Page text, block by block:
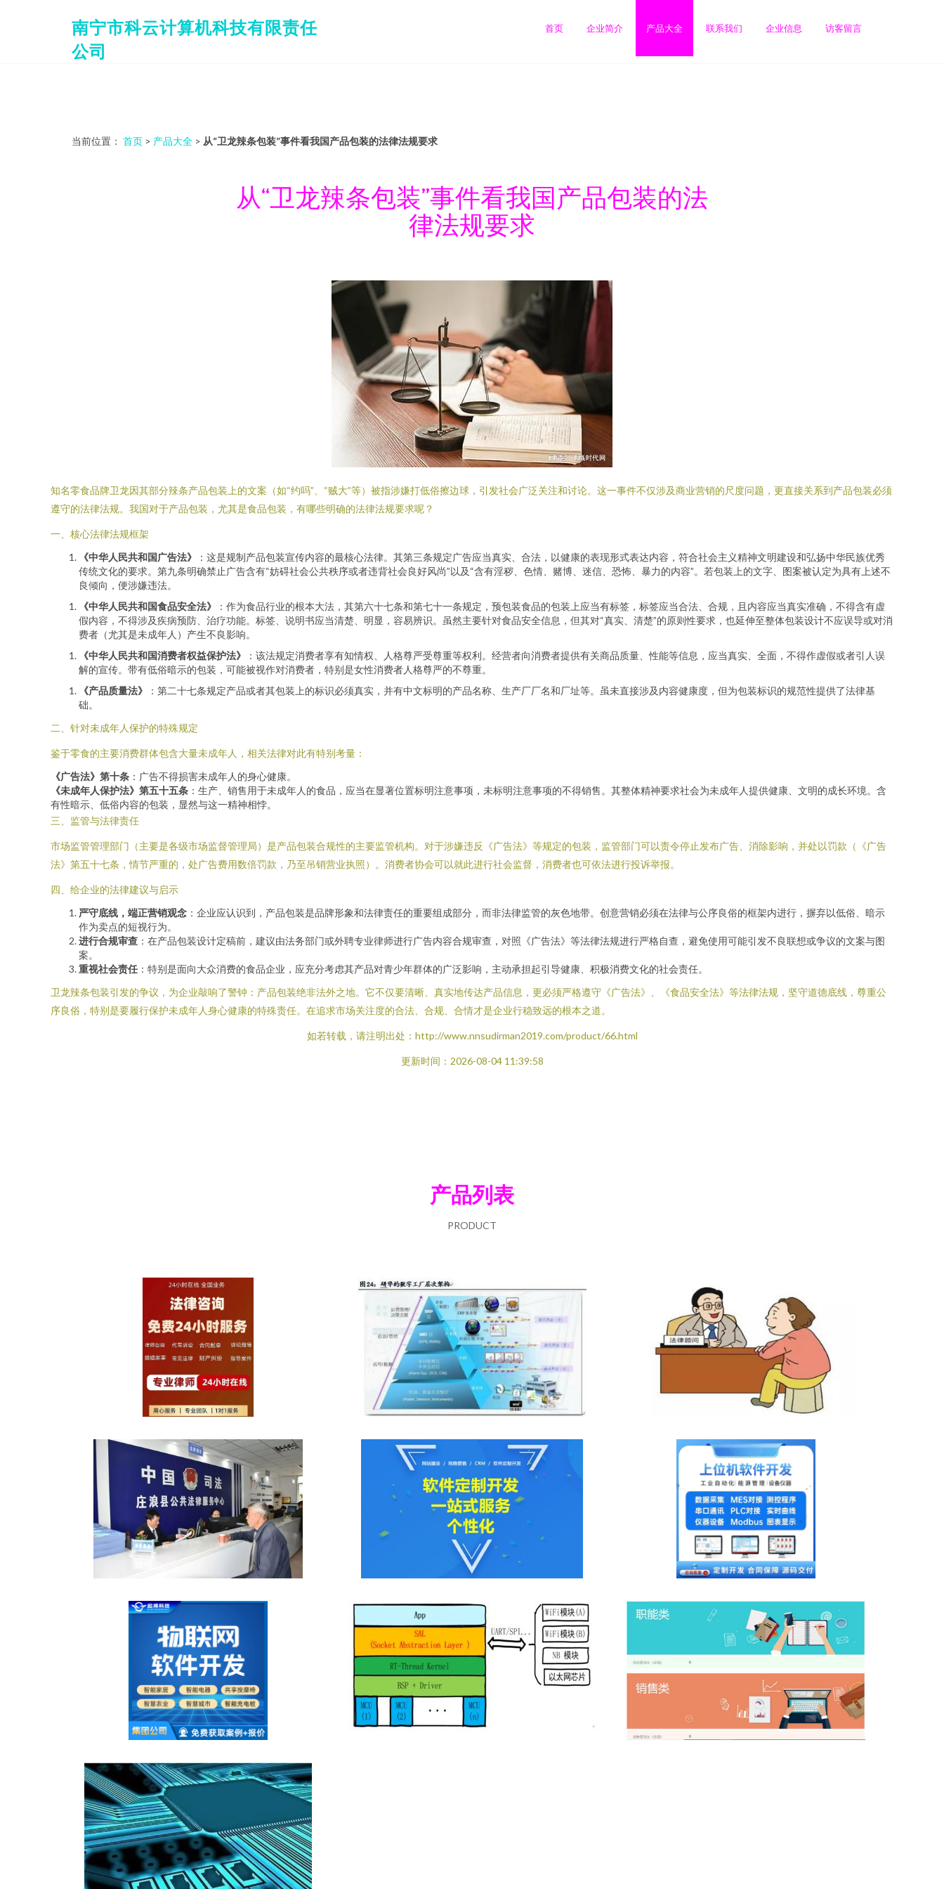
南宁市科云计算机科技有限责任
公司
首页 企业简介 产品大全 联系我们 企业信息 访客留言
当前位置： 首页 > 产品大全 > 从“卫龙辣条包装”事件看我国产品包装的法律法规要求
从“卫龙辣条包装”事件看我国产品包装的法
律法规要求
知名零食品牌卫龙因其部分辣条产品包装上的文案（如“约吗”、“贼大”等）被指涉嫌打低俗擦边球，引发社会广泛关注和讨论。这一事件不仅涉及商业营销的尺度问题，更直接关系到产品包装必须
遵守的法律法规。我国对于产品包装，尤其是食品包装，有哪些明确的法律法规要求呢？
一、核心法律法规框架
《中华人民共和国广告法》
：这是规制产品包装宣传内容的最核心法律。其第三条规定广告应当真实、合法，以健康的表现形式表达内容，符合社会主义精神文明建设和弘扬中华民族优秀
传统文化的要求。第九条明确禁止广告含有“妨碍社会公共秩序或者违背社会良好风尚”以及“含有淫秽、色情、赌博、迷信、恐怖、暴力的内容”。若包装上的文字、图案被认定为具有上述不
良倾向，便涉嫌违法。
《中华人民共和国食品安全法》
：作为食品行业的根本大法，其第六十七条和第七十一条规定，预包装食品的包装上应当有标签，标签应当合法、合规，且内容应当真实准确，不得含有虚
假内容，不得涉及疾病预防、治疗功能。标签、说明书应当清楚、明显，容易辨识。虽然主要针对食品安全信息，但其对“真实、清楚”的原则性要求，也延伸至整体包装设计不应误导或对消
费者（尤其是未成年人）产生不良影响。
《中华人民共和国消费者权益保护法》
：该法规定消费者享有知情权、人格尊严受尊重等权利。经营者向消费者提供有关商品质量、性能等信息，应当真实、全面，不得作虚假或者引人误
解的宣传。带有低俗暗示的包装，可能被视作对消费者，特别是女性消费者人格尊严的不尊重。
《产品质量法》
：第二十七条规定产品或者其包装上的标识必须真实，并有中文标明的产品名称、生产厂厂名和厂址等。虽未直接涉及内容健康度，但为包装标识的规范性提供了法律基
础。
二、针对未成年人保护的特殊规定
鉴于零食的主要消费群体包含大量未成年人，相关法律对此有特别考量：
《广告法》第十条 ：广告不得损害未成年人的身心健康。
《未成年人保护法》第五十五条 ：生产、销售用于未成年人的食品，应当在显著位置标明注意事项，未标明注意事项的不得销售。其整体精神要求社会为未成年人提供健康、文明的成长环境。含
有性暗示、低俗内容的包装，显然与这一精神相悖。
三、监管与法律责任
市场监管管理部门（主要是各级市场监督管理局）是产品包装合规性的主要监管机构。对于涉嫌违反《广告法》等规定的包装，监管部门可以责令停止发布广告、消除影响，并处以罚款（《广告
法》第五十七条，情节严重的，处广告费用数倍罚款，乃至吊销营业执照）。消费者协会可以就此进行社会监督，消费者也可依法进行投诉举报。
四、给企业的法律建议与启示
严守底线，端正营销观念 ：企业应认识到，产品包装是品牌形象和法律责任的重要组成部分，而非法律监管的灰色地带。创意营销必须在法律与公序良俗的框架内进行，摒弃以低俗、暗示
作为卖点的短视行为。
进行合规审查 ：在产品包装设计定稿前，建议由法务部门或外聘专业律师进行广告内容合规审查，对照《广告法》等法律法规进行严格自查，避免使用可能引发不良联想或争议的文案与图
案。
重视社会责任 ：特别是面向大众消费的食品企业，应充分考虑其产品对青少年群体的广泛影响，主动承担起引导健康、积极消费文化的社会责任。
卫龙辣条包装引发的争议，为企业敲响了警钟：产品包装绝非法外之地。它不仅要清晰、真实地传达产品信息，更必须严格遵守《广告法》、《食品安全法》等法律法规，坚守道德底线，尊重公
序良俗，特别是要履行保护未成年人身心健康的特殊责任。在追求市场关注度的合法、合规、合情才是企业行稳致远的根本之道。
如若转载，请注明出处：http://www.nnsudirman2019.com/product/66.html
更新时间：2026-08-04 11:39:58
产品列表
PRODUCT